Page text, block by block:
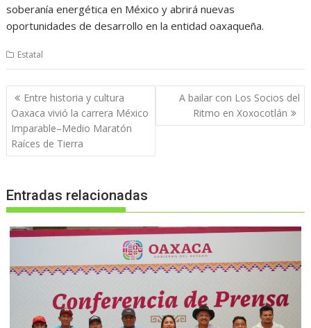
soberanía energética en México y abrirá nuevas
oportunidades de desarrollo en la entidad oaxaqueña.
Estatal
Navegación
de
entradas
Entre historia y cultura
Oaxaca vivió la carrera México
Imparable–Medio Maratón
Raíces de Tierra
A bailar con Los Socios del
Ritmo en Xoxocotlán
Entradas relacionadas